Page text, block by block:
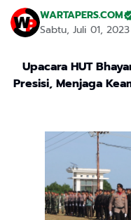
WARTAPERS.COM
Sabtu, Juli 01, 2023
Upacara HUT
Presisi, Menjaga